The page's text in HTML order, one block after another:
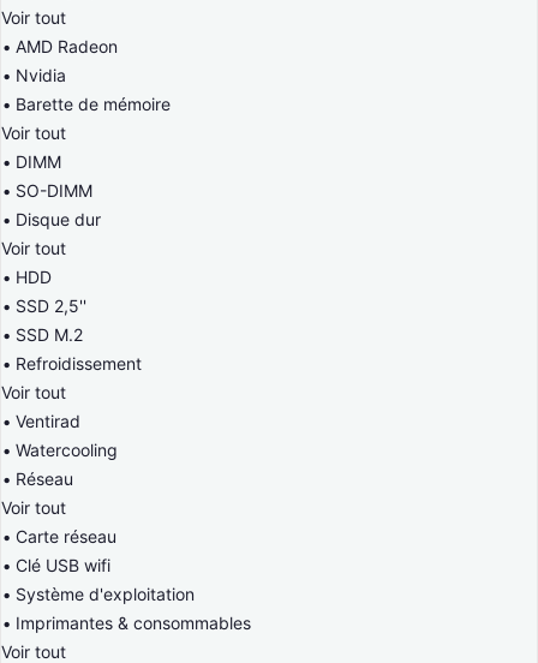
Voir tout
AMD Radeon
Nvidia
Barette de mémoire
Voir tout
DIMM
SO-DIMM
Disque dur
Voir tout
HDD
SSD 2,5''
SSD M.2
Refroidissement
Voir tout
Ventirad
Watercooling
Réseau
Voir tout
Carte réseau
Clé USB wifi
Système d'exploitation
Imprimantes & consommables
Voir tout